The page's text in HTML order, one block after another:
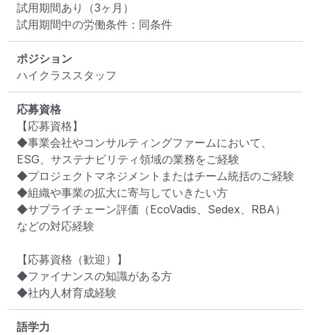
試用期間あり（3ヶ月）
試用期間中の労働条件：同条件
ポジション
ハイクラススタッフ
応募資格
【応募資格】
◆事業会社やコンサルティングファームにおいて、
ESG、サステナビリティ領域の業務をご経験
◆プロジェクトマネジメントまたはチーム統括のご経験
◆組織や事業の拡大に寄与していきたい方
◆サプライチェーン評価（EcoVadis、Sedex、RBA）
などの対応経験
【応募資格（歓迎）】
◆ファイナンスの知識がある方
◆社内人材育成経験
語学力